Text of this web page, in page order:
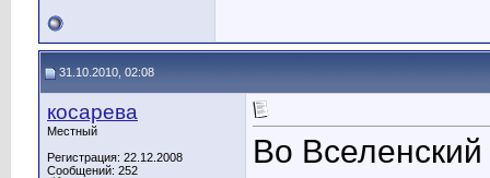
31.10.2010, 02:08
косарева
Местный
Регистрация: 22.12.2008
Сообщений: 252
Во